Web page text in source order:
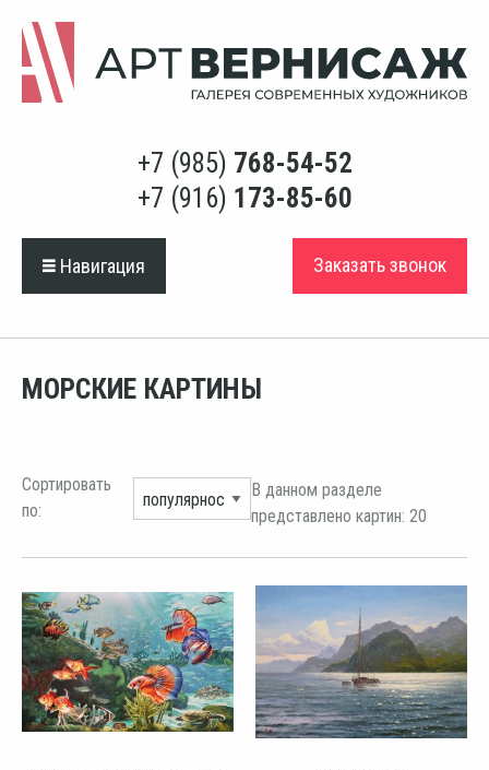
+7 (985) 768-54-52
+7 (916) 173-85-60
Навигация Заказать звонок
МОРСКИЕ КАРТИНЫ
Сортировать
по:
В данном разделе
представлено картин: 20